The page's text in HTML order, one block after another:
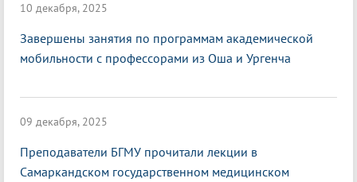
10 декабря, 2025
Завершены занятия по программам академической
мобильности с профессорами из Оша и Ургенча
09 декабря, 2025
Преподаватели БГМУ прочитали лекции в
Самаркандском государственном медицинском